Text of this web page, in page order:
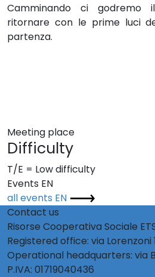
Camminando ci
ritornare con le prime luci
partenza.
Meeting place
Difficulty
T/E = Low difficulty
Events EN
all events EN
Contact us
Risorse Cooperativa Sociale
Registered office: via Lorenzoni
Operational headquarters: via
P.IVA: 01719040436